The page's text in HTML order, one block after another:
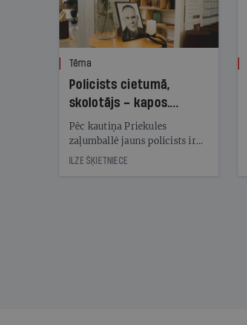
Tēma
Policists cietumā,
skolotājs – kapos.
Reibuma cena Priekulē
Pēc kautiņa Priekules
zaļumballē jauns policists ir
nonācis cietumā, bet
cienījams pedagogs — kapos.
ILZE ŠĶIETNIECE